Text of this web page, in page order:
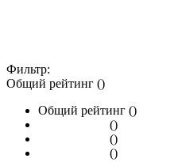
Фильтр:
Общий рейтинг ()
Общий рейтинг ()
()
()
()